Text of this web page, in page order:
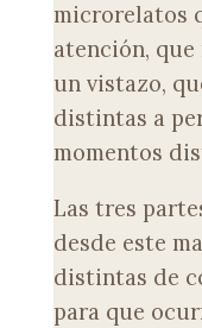
microrelatos
atención,
un vistazo,
distintas a
momentos
Las tres
desde este
distintas de
para que